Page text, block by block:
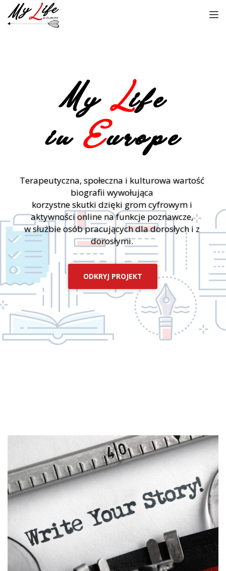
MyLife
inEurope
Terapeutyczna, społeczna i kulturowa wartość
biografii wywołująca
korzystne skutki dzięki grom cyfrowym i
aktywności online na funkcje poznawcze,
w służbie osób pracujących dla dorosłych i z
dorosłymi.
ODKRYJ PROJEKT